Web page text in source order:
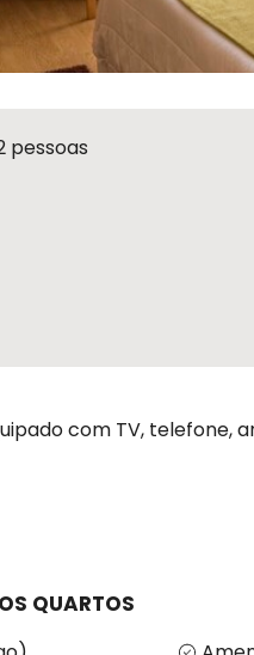
pessoas
com TV, telefone,
QUARTOS